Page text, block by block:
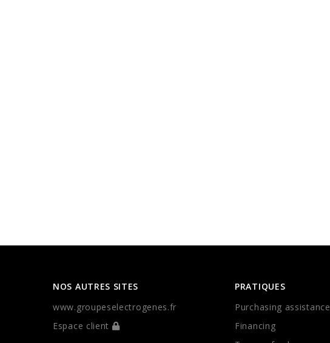
NOS AUTRES SITES
www.groupeselectrogenes.fr
Espace client
PRATIQUES
Purchasing assistance
Financing